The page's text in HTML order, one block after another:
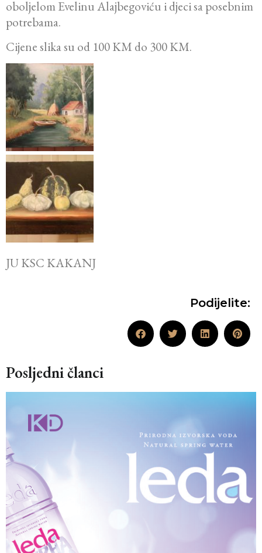
oboljelom Evelinu Alajbegoviću i djeci sa posebnim
potrebama.
Cijene slika su od 100 KM do 300 KM.
JU KSC KAKANJ
Podijelite:
Posljedni članci